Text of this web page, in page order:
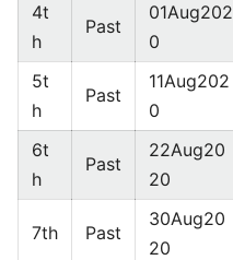
4t
h
Past
01Aug202
0
5t
h
Past
11Aug202
0
6t
h
Past
22Aug20
20
7th Past
30Aug20
20